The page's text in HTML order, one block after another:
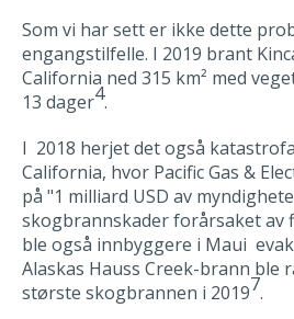
Som vi har sett er ikke dette
engangstilfelle. I 2019 brant
California ned 315 km² med
13 dager4.
I 2018 herjet det også
California, hvor Pacific Gas &
på "1 milliard USD av
skogbrannskader forårsaket av
ble også innbyggere i Maui
Alaskas Hauss Creek-brann ble
største skogbrannen i 20197.